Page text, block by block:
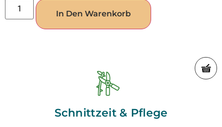
In Den Warenkorb
Schnittzeit & Pflege